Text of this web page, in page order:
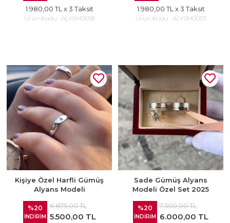
1.980,00 TL x 3 Taksit
Ürün Kodu : ALYSM0058
1.980,00 TL x 3 Taksit
Ürün Kodu : ALYSM0057
Kişiye Özel Harfli Gümüş
Alyans Modeli
%20
İNDİRİM
6.875,00 TL
5.500,00 TL
Sade Gümüş Alyans
Modeli Özel Set 2025
%20
İNDİRİM
7.500,00 TL
6.000,00 TL